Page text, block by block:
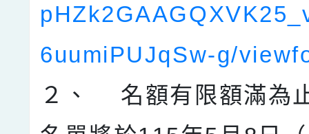
6uumiPUJqSw-g/
２、 名額有限額滿為